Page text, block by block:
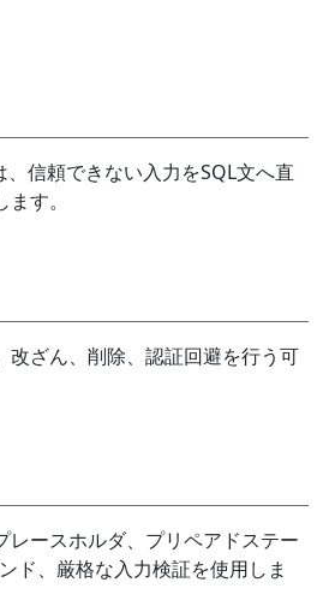
信頼できない入力をSQL文へ直
す。
改ざん、削除、認証回避を行う可
レースホルダ、プリペアドステー
ド、厳格な入力検証を使用しま